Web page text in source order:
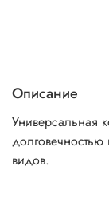
Описание
Универсальная
видов.